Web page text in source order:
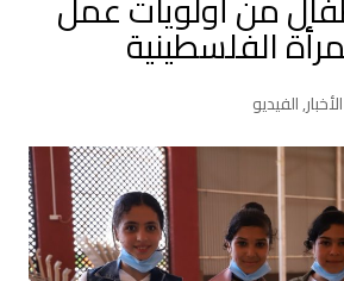
الفلسطينية
الأخبار,الفيديو